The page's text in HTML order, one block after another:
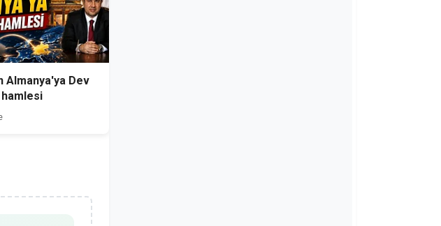
Almanya'ya Dev